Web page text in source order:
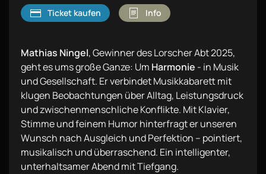
Ticket kaufen Info
Mathias Ningel, Gewinner des Lorscher Abt 2025,
geht es ums große Ganze: Um Harmonie - in Musik
und Gesellschaft. Er verbindet Musikkabarett mit
klugen Beobachtungen über Alltag, Leistungsdruck
und zwischenmenschliche Konflikte. Mit Klavier,
Stimme und feinem Humor hinterfragt er unseren
Wunsch nach Ausgleich und Perfektion – pointiert,
musikalisch und überraschend. Ein intelligenter,
unterhaltsamer Abend mit Tiefgang.